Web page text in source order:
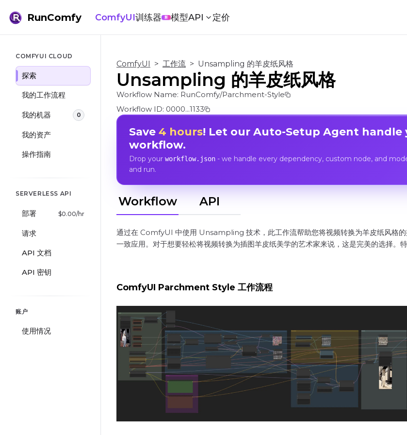
RunComfy ComfyUI训练器 新 模型API 定价
COMFYUI CLOUD
探索
我的工作流程
我的机器 0
我的资产
操作指南
SERVERLESS API
部署 $0.00/hr
请求
API 文档
API 密钥
账户
使用情况
ComfyUI > 工作流 > Unsampling 的羊皮纸风格
Unsampling 的羊皮纸风格
Workflow Name: RunComfy/Parchment-Style
Workflow ID: 0000...1133
Save 4 hours! Let our Auto-Setup Agent handle
workflow.
Drop your workflow.json- we handle every dependency, custom node, and
and run.
Workflow API
通过在 ComfyUI 中使用 Unsampling 技术，此工作流帮助您将视频转换为羊皮纸风格
一致应用。对于想要轻松将视频转换为插图羊皮纸美学的艺术家来说，这是完美的选择
ComfyUI Parchment Style 工作流程